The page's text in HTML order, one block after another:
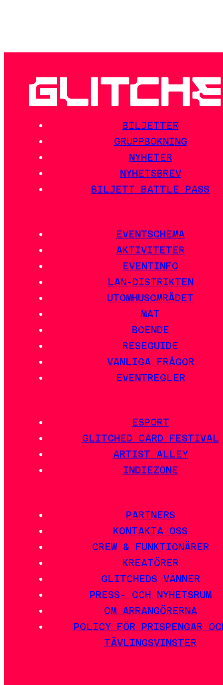
BILJETTER
GRUPPBOKNING
NYHETER
NYHETSBREV
BILJETT BATTLE PASS
EVENTSCHEMA
AKTIVITETER
EVENTINFO
LAN-DISTRIKTEN
UTOMHUSOMRÅDET
MAT
BOENDE
RESEGUIDE
VANLIGA FRÅGOR
EVENTREGLER
ESPORT
GLITCHED CARD FESTIVAL
ARTIST ALLEY
INDIEZONE
PARTNERS
KONTAKTA OSS
CREW & FUNKTIONÄRER
KREATÖRER
GLITCHEDS VÄNNER
PRESS- OCH NYHETSRUM
OM ARRANGÖRERNA
POLICY FÖR PRISPENGAR
TÄVLINGSVINSTER